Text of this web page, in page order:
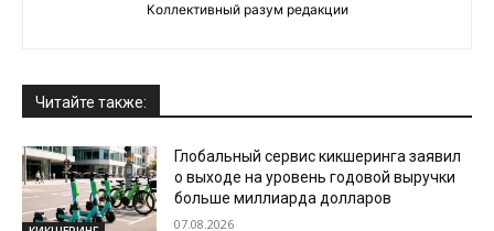
Коллективный разум редакции
Читайте также:
Глобальный сервис кикшеринга заявил
о выходе на уровень годовой выручки
больше миллиарда долларов
07.08.2026